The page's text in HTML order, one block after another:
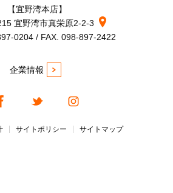
【宜野湾本店】
宜野湾市真栄原2-2-3
0204 / FAX. 098-897-2422
企業情報
サイトポリシー サイトマップ